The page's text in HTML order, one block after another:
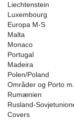
Liechtenstein
Luxembourg
Europa M-S
Malta
Monaco
Portugal
Madeira
Polen/Poland
Områder og Porto
Rumænien
Rusland-
Covers